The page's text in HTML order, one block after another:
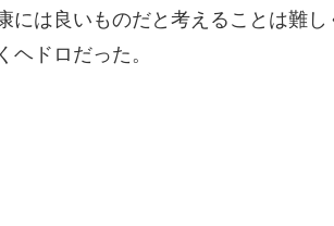
は良いものだと考えることは難し
ドロだった。